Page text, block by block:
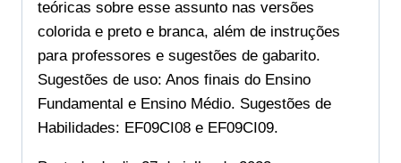
teóricas sobre esse assunto nas versões
colorida e preto e branca, além de instruções
para professores e sugestões de gabarito.
Sugestões de uso: Anos finais do Ensino
Fundamental e Ensino Médio. Sugestões de
Habilidades: EF09CI08 e EF09CI09.